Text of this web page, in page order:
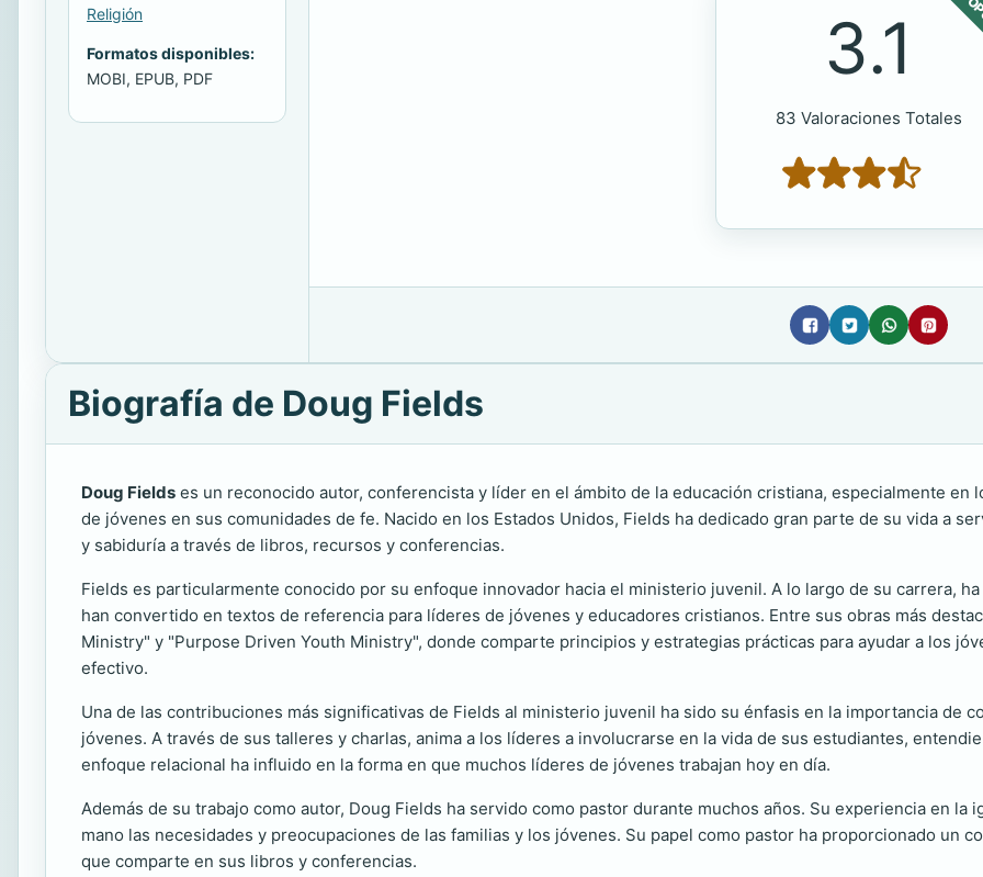
Religión
Formatos disponibles:
MOBI, EPUB, PDF
3.1
83 Valoraciones Totales
Biografía de Doug Fields
Doug Fields es un reconocido autor, conferencista y líder en el ámbito de la educación cristiana, especialmente en
de jóvenes en sus comunidades de fe. Nacido en los Estados Unidos, Fields ha dedicado gran parte de su vida a
y sabiduría a través de libros, recursos y conferencias.
Fields es particularmente conocido por su enfoque innovador hacia el ministerio juvenil. A lo largo de su carrera,
han convertido en textos de referencia para líderes de jóvenes y educadores cristianos. Entre sus obras más
Ministry" y "Purpose Driven Youth Ministry", donde comparte principios y estrategias prácticas para ayudar a los
efectivo.
Una de las contribuciones más significativas de Fields al ministerio juvenil ha sido su énfasis en la importancia de
jóvenes. A través de sus talleres y charlas, anima a los líderes a involucrarse en la vida de sus estudiantes,
enfoque relacional ha influido en la forma en que muchos líderes de jóvenes trabajan hoy en día.
Además de su trabajo como autor, Doug Fields ha servido como pastor durante muchos años. Su experiencia en
mano las necesidades y preocupaciones de las familias y los jóvenes. Su papel como pastor ha proporcionado un
que comparte en sus libros y conferencias.